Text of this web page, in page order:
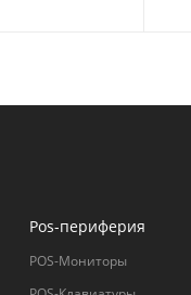
Pos-периферия
POS-Мониторы